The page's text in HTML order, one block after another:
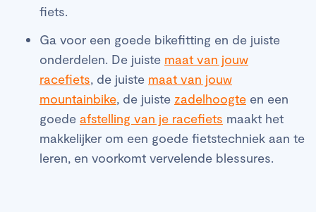
fiets.
Ga voor een goede bikefitting en de juiste
onderdelen. De juiste maat van jouw
racefiets, de juiste maat van jouw
mountainbike, de juiste zadelhoogte en een
goede afstelling van je racefiets maakt het
makkelijker om een goede fietstechniek aan te
leren, en voorkomt vervelende blessures.